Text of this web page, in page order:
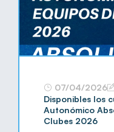
07/04/2026
Disponibles los
Autonómico
Clubes 2026